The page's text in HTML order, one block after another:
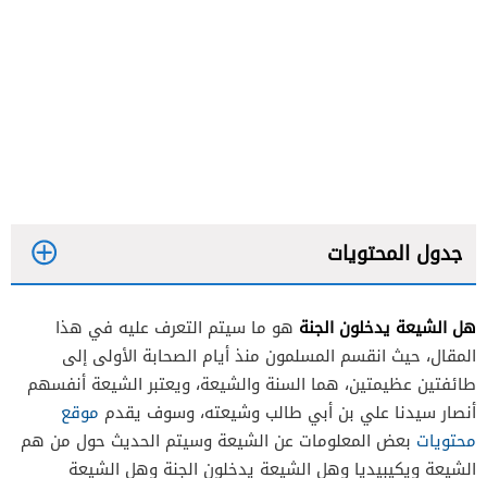
جدول المحتويات
هل الشيعة يدخلون الجنة هو ما سيتم التعرف عليه في هذا
المقال، حيث انقسم المسلمون منذ أيام الصحابة الأولى إلى
طائفتين عظيمتين، هما السنة والشيعة، ويعتبر الشيعة أنفسهم
أنصار سيدنا علي بن أبي طالب وشيعته، وسوف يقدم موقع
محتويات بعض المعلومات عن الشيعة وسيتم الحديث حول من هم
الشيعة ويكيبيديا وهل الشيعة يدخلون الجنة وهل الشيعة